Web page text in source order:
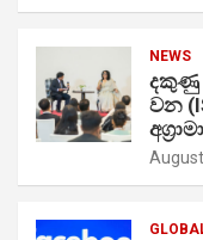
NEWS
දකුණු
වන